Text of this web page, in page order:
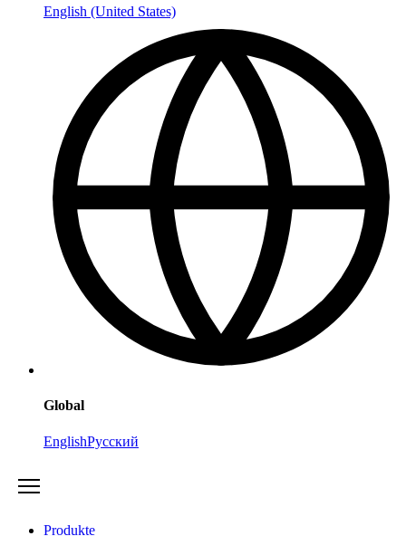
English (United States)
Global
EnglishРусский
Produkte